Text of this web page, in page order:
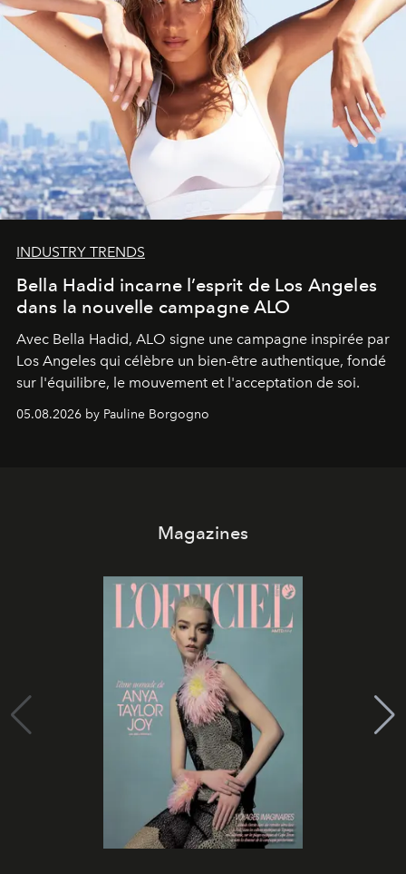
INDUSTRY TRENDS
Bella Hadid incarne l’esprit de Los Angeles
dans la nouvelle campagne ALO
Avec Bella Hadid, ALO signe une campagne inspirée par
Los Angeles qui célèbre un bien-être authentique, fondé
sur l'équilibre, le mouvement et l'acceptation de soi.
05.08.2026 by Pauline Borgogno
Magazines